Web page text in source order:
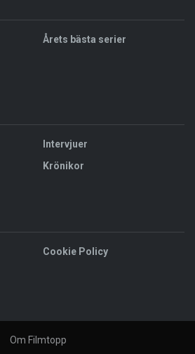
Årets bästa serier
Intervjuer
Krönikor
Cookie Policy
Om Filmtopp